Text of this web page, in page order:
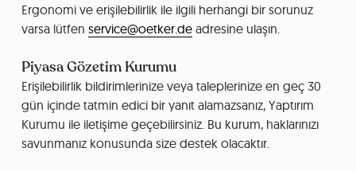
Ergonomi ve erişilebilirlik ile ilgili herhangi bir sorunuz
varsa lütfen service@oetker.deadresine ulaşın.
Piyasa Gözetim Kurumu
Erişilebilirlik bildirimlerinize veya taleplerinize en geç 30
gün içinde tatmin edici bir yanıt alamazsanız, Yaptırım
Kurumu ile iletişime geçebilirsiniz. Bu kurum, haklarınızı
savunmanız konusunda size destek olacaktır.